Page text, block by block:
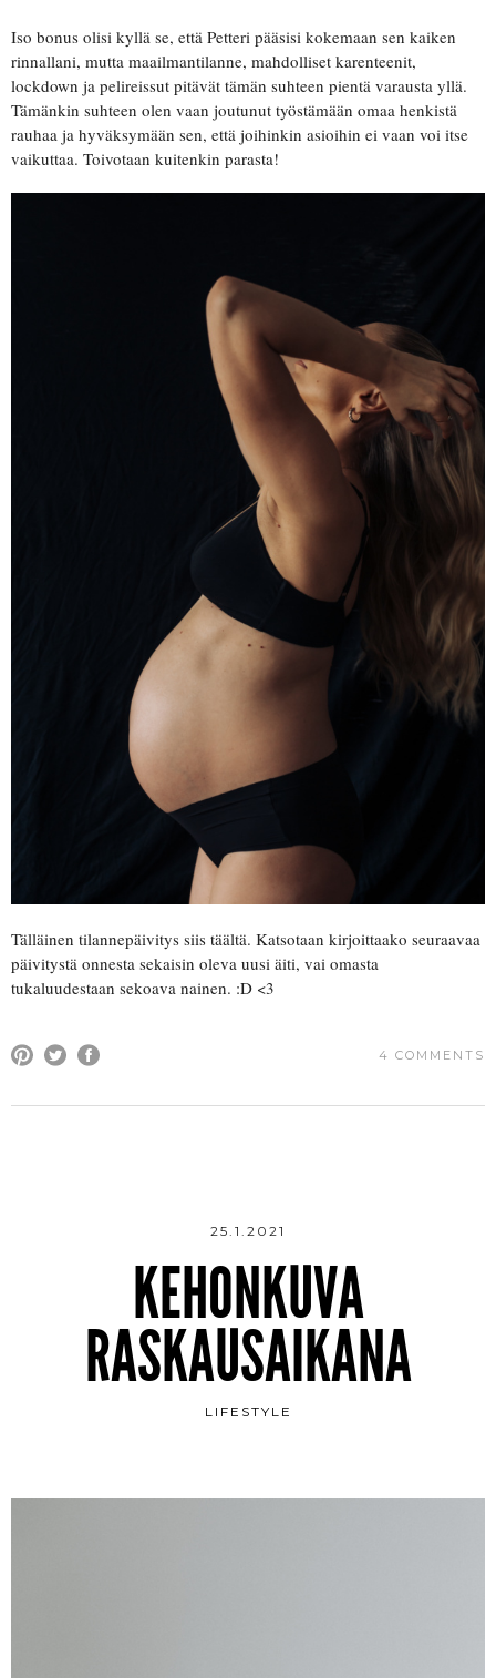
Iso bonus olisi kyllä se, että Petteri pääsisi kokemaan sen kaiken
rinnallani, mutta maailmantilanne, mahdolliset karenteenit,
lockdown ja pelireissut pitävät tämän suhteen pientä varausta yllä.
Tämänkin suhteen olen vaan joutunut työstämään omaa henkistä
rauhaa ja hyväksymään sen, että joihinkin asioihin ei vaan voi itse
vaikuttaa. Toivotaan kuitenkin parasta!
Tälläinen tilannepäivitys siis täältä. Katsotaan kirjoittaako seuraavaa
päivitystä onnesta sekaisin oleva uusi äiti, vai omasta
tukaluudestaan sekoava nainen. :D <3
4 COMMENTS
25.1.2021
KEHONKUVA
RASKAUSAIKANA
LIFESTYLE